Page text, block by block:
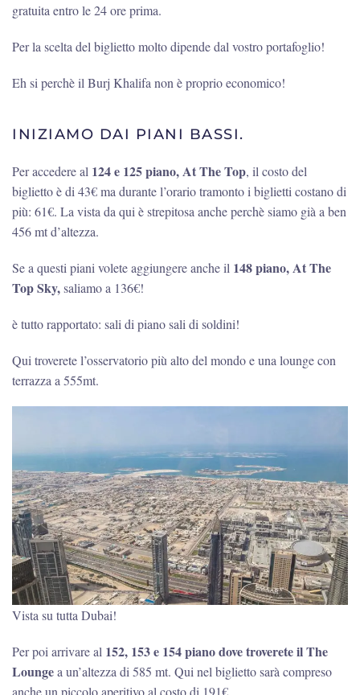
gratuita entro le 24 ore prima.
Per la scelta del biglietto molto dipende dal vostro portafoglio!
Eh si perchè il Burj Khalifa non è proprio economico!
INIZIAMO DAI PIANI BASSI.
Per accedere al 124 e 125 piano, At The Top, il costo del
biglietto è di 43€ ma durante l’orario tramonto i biglietti costano di
più: 61€. La vista da qui è strepitosa anche perchè siamo già a ben
456 mt d’altezza.
Se a questi piani volete aggiungere anche il 148 piano, At The
Top Sky,saliamo a 136€!
è tutto rapportato: sali di piano sali di soldini!
Qui troverete l’osservatorio più alto del mondo e una lounge con
terrazza a 555mt.
Vista su tutta Dubai!
Per poi arrivare al 152, 153 e 154 piano dove troverete il The
Loungea un’altezza di 585 mt. Qui nel biglietto sarà compreso
anche un piccolo aperitivo al costo di 191€.